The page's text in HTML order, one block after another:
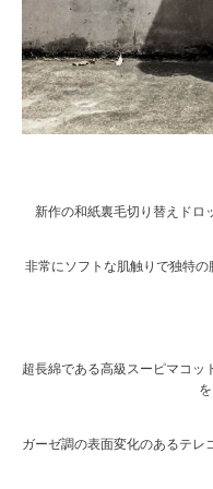
新作の和紙裏毛切り替えドロ
非常にソフトな肌触りで独特
超長綿である高級スーピマコッ
ガーゼ調の表面変化のあるテレ